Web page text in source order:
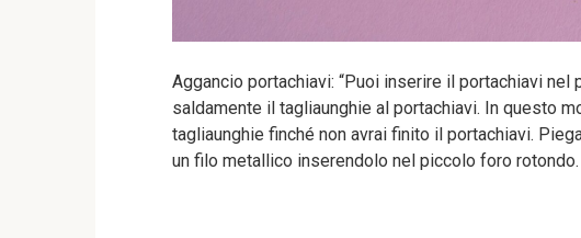
Aggancio portachiavi: “Puoi inserire il portachiavi
saldamente il tagliaunghie al portachiavi. In questo
tagliaunghie finché non avrai finito il portachiavi.
un filo metallico inserendolo nel piccolo foro rotondo.